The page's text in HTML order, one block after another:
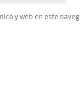
y web en este